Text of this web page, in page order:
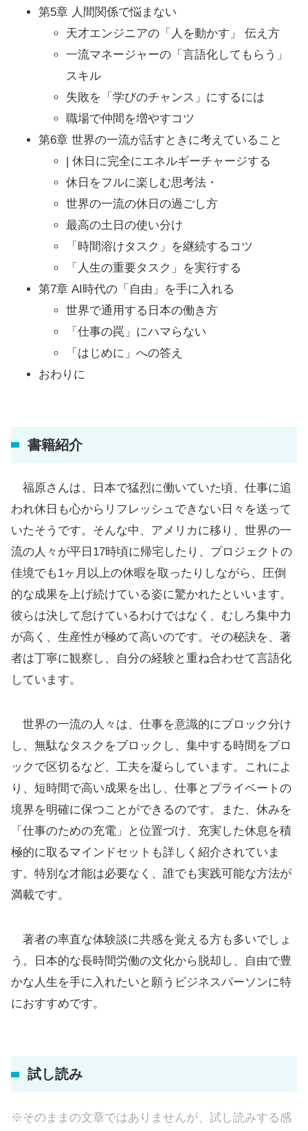
第5章 人間関係で悩まない
天才エンジニアの「人を動かす」 伝え方
一流マネージャーの「言語化してもらう」
スキル
失敗を「学びのチャンス」にするには
職場で仲間を増やすコツ
第6章 世界の一流が話すときに考えていること
| 休日に完全にエネルギーチャージする
休日をフルに楽しむ思考法・
世界の一流の休日の過ごし方
最高の土日の使い分け
「時間溶けタスク」を継続するコツ
「人生の重要タスク」を実行する
第7章 AI時代の「自由」を手に入れる
世界で通用する日本の働き方
「仕事の罠」にハマらない
「はじめに」への答え
おわりに
書籍紹介
福原さんは、日本で猛烈に働いていた頃、仕事に追
われ休日も心からリフレッシュできない日々を送って
いたそうです。そんな中、アメリカに移り、世界の一
流の人々が平日17時頃に帰宅したり、プロジェクトの
佳境でも1ヶ月以上の休暇を取ったりしながら、圧倒
的な成果を上げ続けている姿に驚かれたといいます。
彼らは決して怠けているわけではなく、むしろ集中力
が高く、生産性が極めて高いのです。その秘訣を、著
者は丁寧に観察し、自分の経験と重ね合わせて言語化
しています。
世界の一流の人々は、仕事を意識的にブロック分け
し、無駄なタスクをブロックし、集中する時間をブロ
ックで区切るなど、工夫を凝らしています。これによ
り、短時間で高い成果を出し、仕事とプライベートの
境界を明確に保つことができるのです。また、休みを
「仕事のための充電」と位置づけ、充実した休息を積
極的に取るマインドセットも詳しく紹介されていま
す。特別な才能は必要なく、誰でも実践可能な方法が
満載です。
著者の率直な体験談に共感を覚える方も多いでしょ
う。日本的な長時間労働の文化から脱却し、自由で豊
かな人生を手に入れたいと願うビジネスパーソンに特
におすすめです。
試し読み
※そのままの文章ではありませんが、試し読みする感